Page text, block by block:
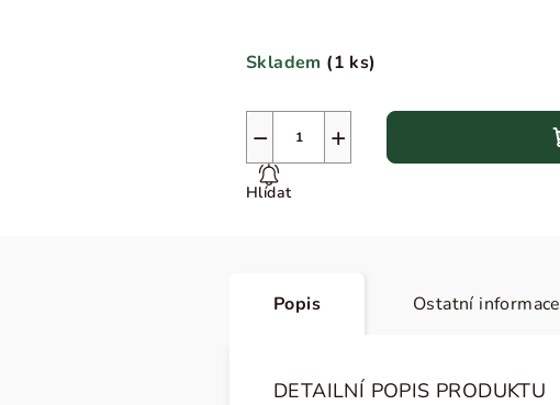
Skladem (1 ks)
+
−
Hlídat
Popis Ostatní informace
DETAILNÍ POPIS PRODUKTU